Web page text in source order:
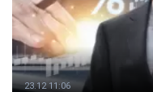
23.12 11:06